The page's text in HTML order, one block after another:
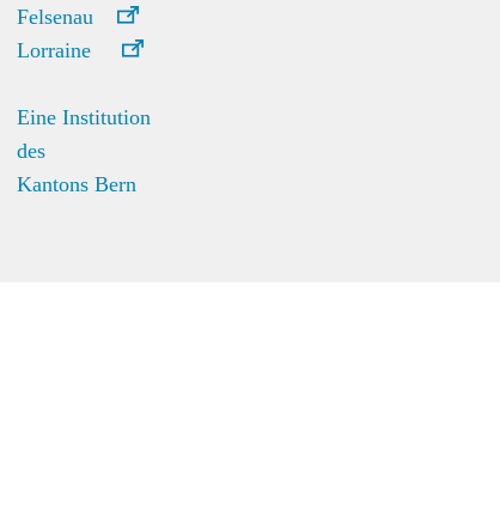
Felsenau
Lorraine
Eine Institution
des
Kantons Bern